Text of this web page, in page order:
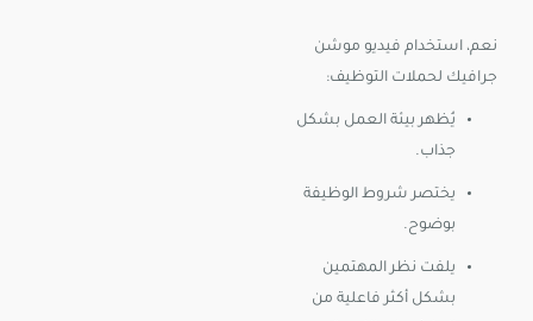
نعم، استخدام فيديو موشن
جرافيك لحملات التوظيف:
يُظهر بيئة العمل بشكل
جذاب.
يختصر شروط الوظيفة
بوضوح.
يلفت نظر المهتمين
بشكل أكثر فاعلية من